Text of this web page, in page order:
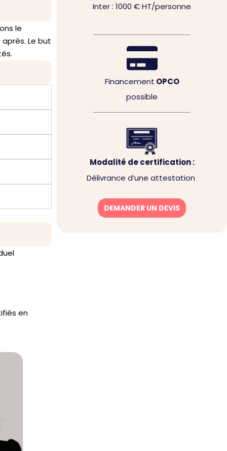
le
Le but
en
Inter : 1000 € HT/personne
Financement OPCO
possible
Modalité de certification :
Délivrance d’une attestation
DEMANDER UN DEVIS